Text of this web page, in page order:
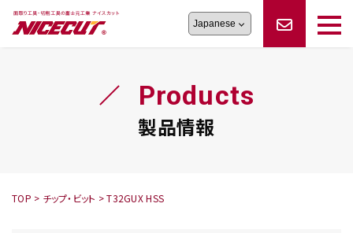
旋盤工具シリーズ
シリーズ
オーダー品依頼
フェイス・ショルダーシリーズかんたんオーダー
トラブルシューティング
ロックピンの逆ジメに注意
Products
製品情報
TOP > チップ・ビット >T32GUX HSS